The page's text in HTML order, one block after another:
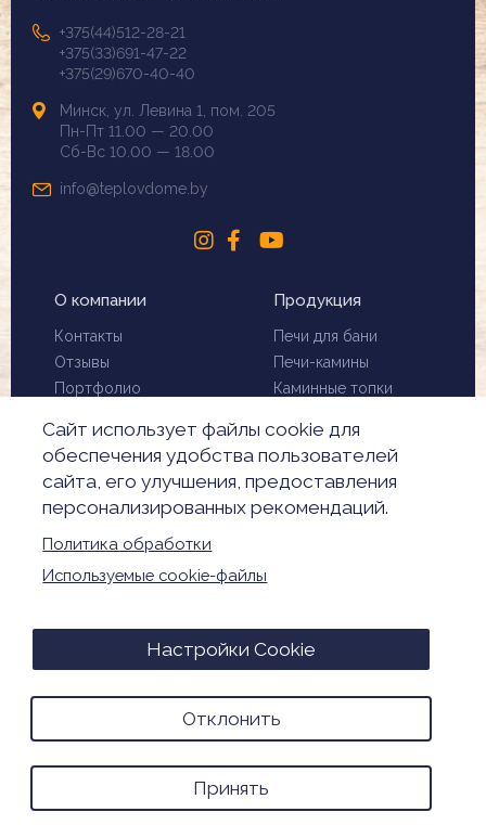
0
+375(44)512-28-21
+375(33)691-47-22
+375(29)670-40-40
Минск, ул. Левина 1, пом. 205
Пн-Пт 11.00 — 20.00
Сб-Вс 10.00 — 18.00
info@teplovdome.by
О компании
Контакты
Отзывы
Портфолио
Чистка дымохода
Производители
Акции
Обработка
персональных данных
Продукция
Печи для бани
Печи-камины
Каминные топки
Скидки
© 2026. Все права защищены
Advance Media - разработка и продвижение
сайтов
Сайт использует файлы cookie для
обеспечения удобства пользователей
сайта, его улучшения, предоставления
персонализированных рекомендаций.
Политика обработки
Используемые cookie-файлы
Настройки Cookie
Отклонить
Принять